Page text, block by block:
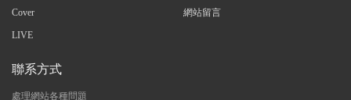
Cover
LIVE
網站留言
聯系方式
處理網站各種問題